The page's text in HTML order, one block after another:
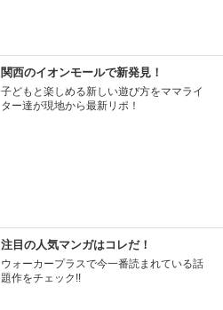
関西のイオンモールで新発見！
子どもと楽しめる新しい遊び方をママライ
ター達が現地から最新リポ！
注目の人気マンガはコレだ！
ウォーカープラスで今一番読まれている話
題作をチェック!!